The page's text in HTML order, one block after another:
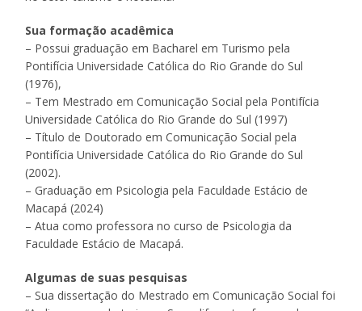
Sua formação acadêmica
– Possui graduação em Bacharel em Turismo pela
Pontifícia Universidade Católica do Rio Grande do Sul
(1976),
– Tem Mestrado em Comunicação Social pela Pontifícia
Universidade Católica do Rio Grande do Sul (1997)
– Título de Doutorado em Comunicação Social pela
Pontifícia Universidade Católica do Rio Grande do Sul
(2002).
– Graduação em Psicologia pela Faculdade Estácio de
Macapá (2024)
– Atua como professora no curso de Psicologia da
Faculdade Estácio de Macapá.
Algumas de suas pesquisas
– Sua dissertação do Mestrado em Comunicação Social foi